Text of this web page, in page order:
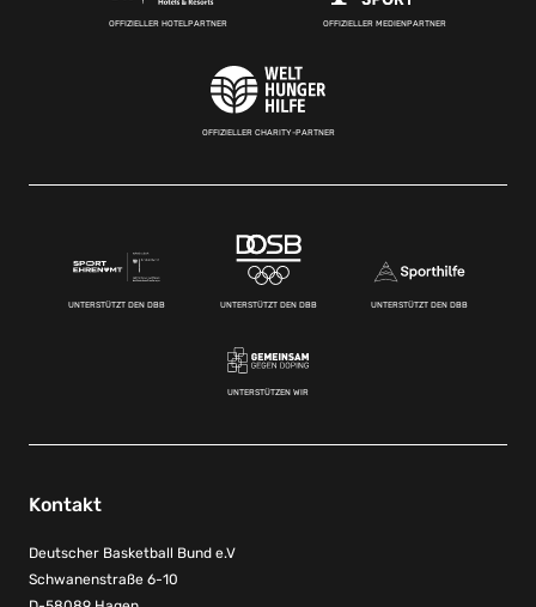
OFFIZIELLER HOTELPARTNER OFFIZIELLER MEDIENPARTNER
OFFIZIELLER CHARITY-PARTNER
UNTERSTÜTZT DEN DBB UNTERSTÜTZT DEN DBB UNTERSTÜTZT DEN DBB
UNTERSTÜTZEN WIR
Kontakt
Deutscher Basketball Bund e.V
Schwanenstraße 6-10